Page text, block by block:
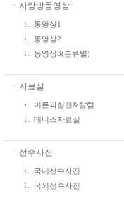
ㆍ사랑방동영상
동영상1
동영상2
동영상3(분류별)
ㆍ자료실
이론과실전&칼럼
테니스자료실
ㆍ선수사진
국내선수사진
국외선수사진